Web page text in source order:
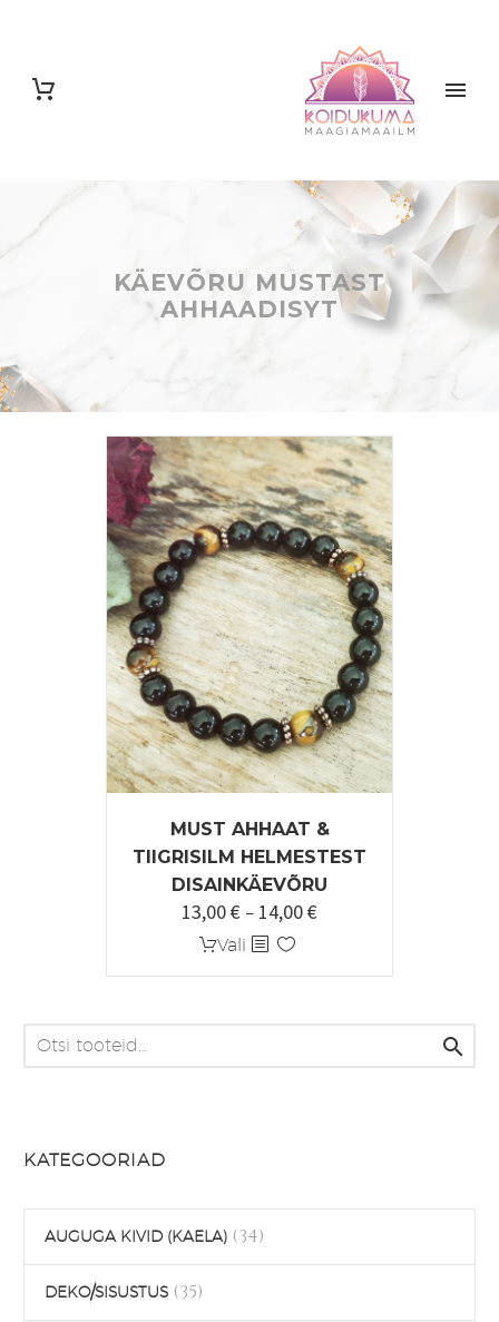
KÄEVÕRU MUSTAST
AHHAADISYT
MUST AHHAAT &
TIIGRISILM HELMESTEST
DISAINKÄEVÕRU
13,00€ – 14,00€
Vali Sellel
tootel
mitu

KATEGOORIAD
AUGUGA KIVID (KAELA) (34)
DEKO/SISUSTUS (35)